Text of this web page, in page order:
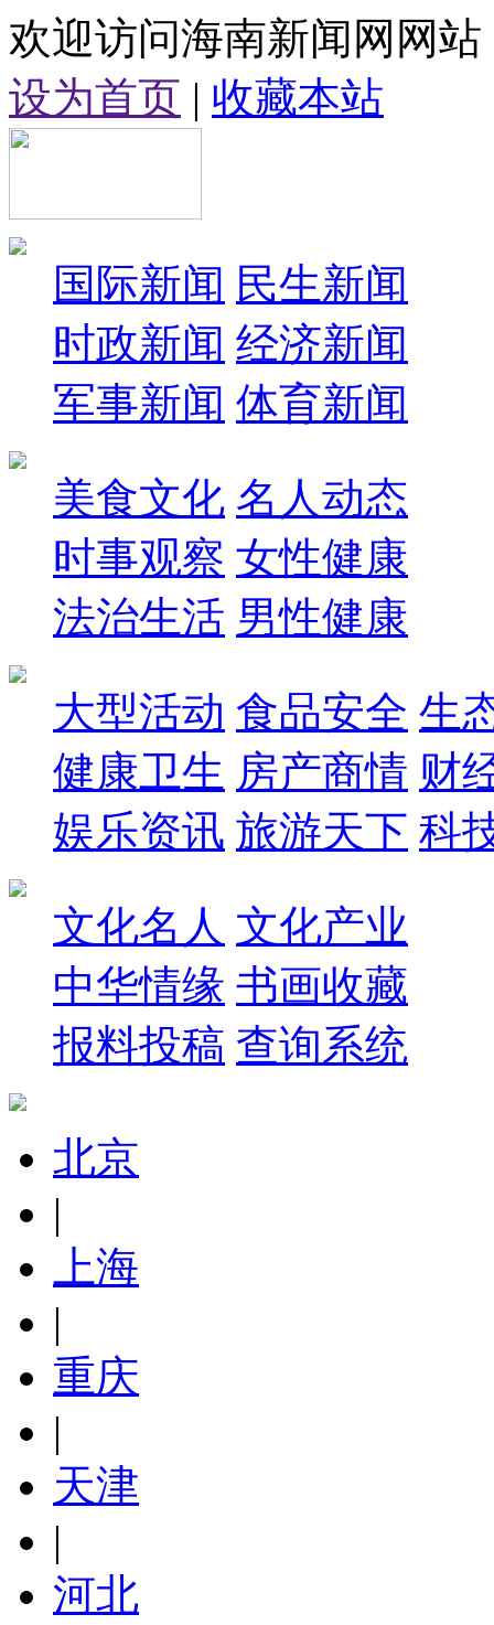
欢迎访问海南新闻网网站
设为首页 | 收藏本站
国际新闻 民生新闻
时政新闻 经济新闻
军事新闻 体育新闻
美食文化 名人动态
时事观察 女性健康
法治生活 男性健康
大型活动 食品安全 生
健康卫生 房产商情 财
娱乐资讯 旅游天下 科
文化名人 文化产业
中华情缘 书画收藏
报料投稿 查询系统
北京
|
上海
|
重庆
|
天津
|
河北